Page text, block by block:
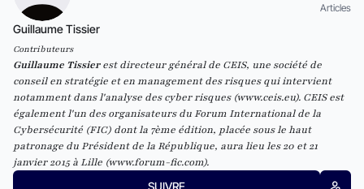
Articles
Guillaume Tissier
Contributeurs
Guillaume Tissierest directeur général de CEIS, une société de
conseil en stratégie et en management des risques qui intervient
notamment dans l'analyse des cyber risques (www.ceis.eu). CEIS est
également l'un des organisateurs du Forum International de la
Cybersécurité (FIC) dont la 7ème édition, placée sous le haut
patronage du Président de la République, aura lieu les 20 et 21
janvier 2015 à Lille (www.forum-fic.com).
SUIVRE